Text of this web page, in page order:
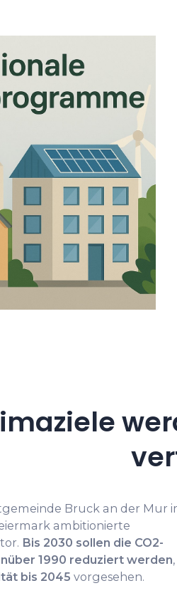
Bruck an der Mur
ambitionierte
Bis 2030 sollen die CO2-
1990 reduziert werden,
bis 2045 vorgesehen.